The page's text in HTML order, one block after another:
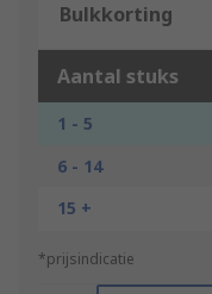
Bulkkorting
Aantal stuks
1 - 5
6 - 14
15 +
*prijsindicatie